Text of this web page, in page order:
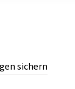
sichern